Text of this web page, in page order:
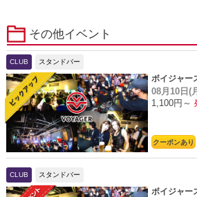
その他イベント
CLUB スタンドバー
ボイジャー
08月10日(
1,100円～
クーポンあり
CLUB スタンドバー
ボイジャー